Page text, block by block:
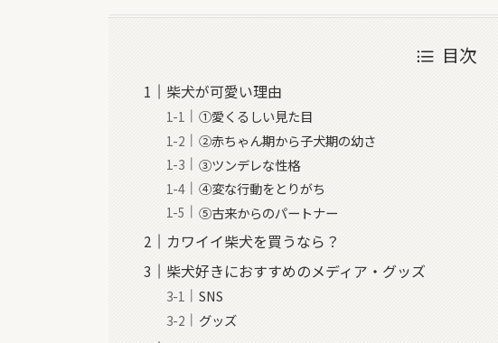
目次
柴犬が可愛い理由
①愛くるしい見た目
②赤ちゃん期から子犬期の幼さ
③ツンデレな性格
④変な行動をとりがち
⑤古来からのパートナー
カワイイ柴犬を買うなら？
柴犬好きにおすすめのメディア・グッズ
SNS
グッズ